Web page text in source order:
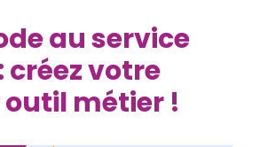
au service
créez votre
métier !